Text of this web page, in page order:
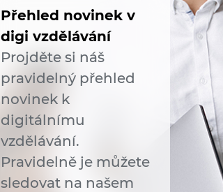
Přehled novinek v
digi vzdělávání
Projděte si náš
pravidelný přehled
novinek k
digitálnímu
vzdělávání.
Pravidelně je můžete
sledovat na našem